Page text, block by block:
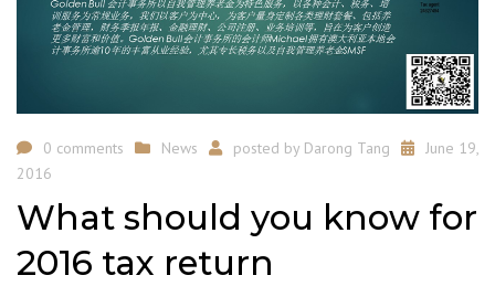
0 comments News posted by Darong Tang
June 19,
2016
What should you know for
2016 tax return